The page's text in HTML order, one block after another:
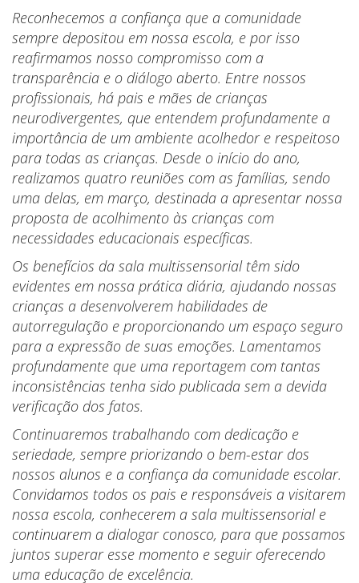
Reconhecemos a confiança que a comunidade
sempre depositou em nossa escola, e por isso
reafirmamos nosso compromisso com a
transparência e o diálogo aberto. Entre nossos
profissionais, há pais e mães de crianças
neurodivergentes, que entendem profundamente a
importância de um ambiente acolhedor e respeitoso
para todas as crianças. Desde o início do ano,
realizamos quatro reuniões com as famílias, sendo
uma delas, em março, destinada a apresentar nossa
proposta de acolhimento às crianças com
necessidades educacionais específicas.
Os benefícios da sala multissensorial têm sido
evidentes em nossa prática diária, ajudando nossas
crianças a desenvolverem habilidades de
autorregulação e proporcionando um espaço seguro
para a expressão de suas emoções. Lamentamos
profundamente que uma reportagem com tantas
inconsistências tenha sido publicada sem a devida
verificação dos fatos.
Continuaremos trabalhando com dedicação e
seriedade, sempre priorizando o bem-estar dos
nossos alunos e a confiança da comunidade escolar.
Convidamos todos os pais e responsáveis a visitarem
nossa escola, conhecerem a sala multissensorial e
continuarem a dialogar conosco, para que possamos
juntos superar esse momento e seguir oferecendo
uma educação de excelência.